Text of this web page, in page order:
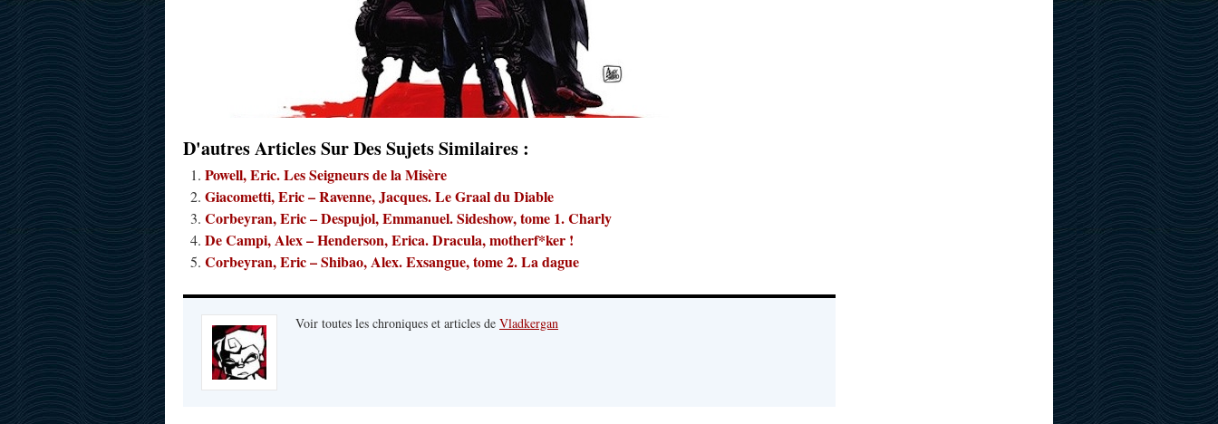
D'autres Articles Sur Des Sujets Similaires :
Powell, Eric. Les Seigneurs de la Misère
Giacometti, Eric – Ravenne, Jacques. Le Graal du Diable
Corbeyran, Eric – Despujol, Emmanuel. Sideshow, tome 1. Charly
De Campi, Alex – Henderson, Erica. Dracula, motherf*ker !
Corbeyran, Eric – Shibao, Alex. Exsangue, tome 2. La dague
Voir toutes les chroniques et articles de Vladkergan